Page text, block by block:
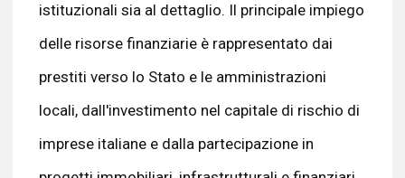
istituzionali sia al dettaglio. Il principale impiego
delle risorse finanziarie è rappresentato dai
prestiti verso lo Stato e le amministrazioni
locali, dall'investimento nel capitale di rischio di
imprese italiane e dalla partecipazione in